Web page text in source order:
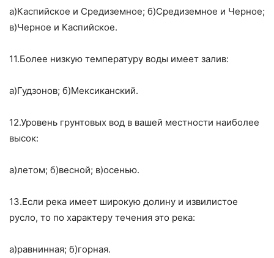
а)Каспийское и Средиземное; б)Средиземное и Черное;
в)Черное и Каспийское.
11.Более низкую температуру воды имеет залив:
а)Гудзонов; б)Мексиканский.
12.Уровень грунтовых вод в вашей местности наиболее
высок:
а)летом; б)весной; в)осенью.
13.Если река имеет широкую долину и извилистое
русло, то по характеру течения это река:
а)равнинная; б)горная.